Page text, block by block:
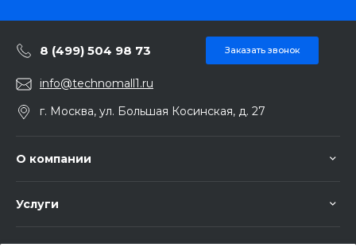
8 (499) 504 98 73 Заказать звонок
info@technomall1.ru
г. Москва, ул. Большая Косинская, д. 27
О компании
Услуги